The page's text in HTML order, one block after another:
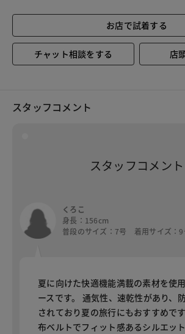
お店で試着する
チャット相談をする 店
スタッフコメント
スタッフコメント
くろこ
身長：156cm
普段のサイズ：7号 着用サイズ：9
夏に向けた快適機能満載の素材を使
ースです。 通気性、速乾性があり、
されており夏の旅行にもおすすめで
布ベルトでフィット感あるシルエッ